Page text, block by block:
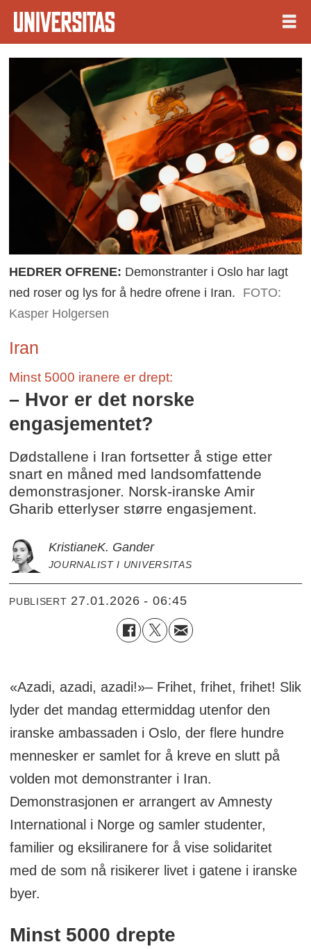
HEDRER OFRENE: Demonstranter i Oslo har lagt
ned roser og lys for å hedre ofrene i Iran.
FOTO:
Kasper Holgersen
Iran
Minst 5000 iranere er drept:
– Hvor er det norske
engasjementet?
Dødstallene i Iran fortsetter å stige etter
snart en måned med landsomfattende
demonstrasjoner. Norsk-iranske Amir
Gharib etterlyser større engasjement.
KristianeK. Gander
JOURNALIST I UNIVERSITAS
PUBLISERT 27.01.2026 - 06:45
«Azadi, azadi, azadi!»– Frihet, frihet, frihet! Slik
lyder det mandag ettermiddag utenfor den
iranske ambassaden i Oslo, der flere hundre
mennesker er samlet for å kreve en slutt på
volden mot demonstranter i Iran.
Demonstrasjonen er arrangert av Amnesty
International i Norge og samler studenter,
familier og eksiliranere for å vise solidaritet
med de som nå risikerer livet i gatene i iranske
byer.
Minst 5000 drepte